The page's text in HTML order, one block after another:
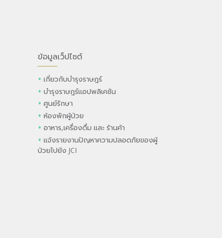
ข้อมูลเว็ปไซต์
เกี่ยวกับบำรุงราษฎร์
บำรุงราษฎร์แอปพลิเคชัน
ศูนย์รักษา
ห้องพักผู้ป่วย
อาหาร,เครื่องดื่ม และ ร้านค้า
แจ้งรายงานปัญหาความปลอดภัยของผู้
ป่วยไปยัง JCI